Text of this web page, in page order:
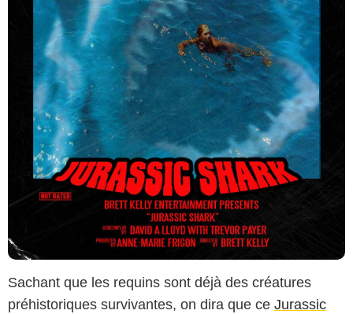
Sachant que les requins sont déjà des créatures
préhistoriques survivantes, on dira que ce Jurassic